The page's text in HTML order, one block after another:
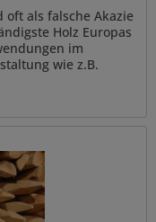
als falsche Akazie
Holz Europas
im
wie z.B.